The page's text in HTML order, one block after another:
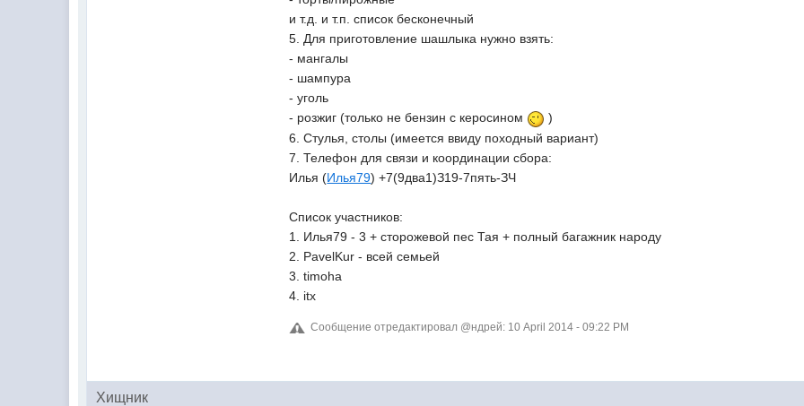
и т.д. и т.п. список бесконечный
5. Для приготовление шашлыка нужно взять:
- мангалы
- шампура
- уголь
- розжиг (только не бензин с керосином
)
6. Стулья, столы (имеется ввиду походный вариант)
7 Телефон для связи и координации сбора:
Илья (Илья79) +7(9два1)З19-7пять-ЗЧ
Список участников:
1. Илья79 - 3 + сторожевой пес Тая + полный багажник народу
2. PavelKur - всей семьей
3. timoha
4. itx
Сообщение отредактировал @ндрей: 10 April 2014 - 09:22 PM
Хищник